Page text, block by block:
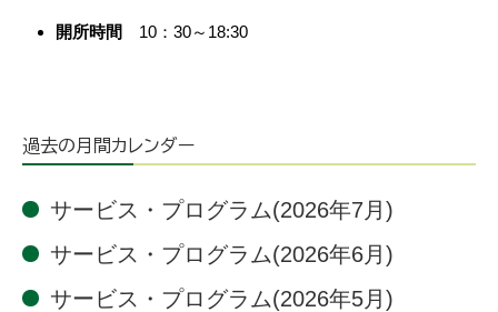
開所時間 10：30～18:30
過去の月間カレンダー
サービス・プログラム(2026年7月)
サービス・プログラム(2026年6月)
サービス・プログラム(2026年5月)